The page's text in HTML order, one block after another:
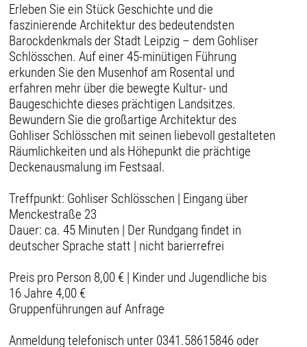
Erleben Sie ein Stück Geschichte und die
faszinierende Architektur des bedeutendsten
Barockdenkmals der Stadt Leipzig – dem Gohliser
Schlösschen. Auf einer 45-minütigen Führung
erkunden Sie den Musenhof am Rosental und
erfahren mehr über die bewegte Kultur- und
Baugeschichte dieses prächtigen Landsitzes.
Bewundern Sie die großartige Architektur des
Gohliser Schlösschen mit seinen liebevoll gestalteten
Räumlichkeiten und als Höhepunkt die prächtige
Deckenausmalung im Festsaal.
Treffpunkt: Gohliser Schlösschen | Eingang über
Menckestraße 23
Dauer: ca. 45 Minuten | Der Rundgang findet in
deutscher Sprache statt | nicht barierrefrei
Preis pro Person 8,00 € | Kinder und Jugendliche bis
16 Jahre 4,00 €
Gruppenführungen auf Anfrage
Anmeldung telefonisch unter 0341.58615846 oder